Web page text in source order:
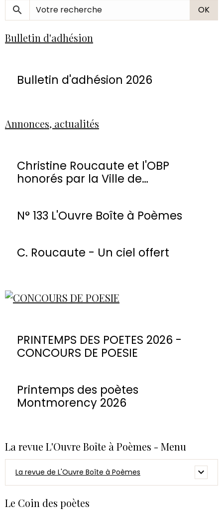
OK
Bulletin d'adhésion
Bulletin d'adhésion 2026
Annonces, actualités
Christine Roucaute et l'OBP
honorés par la Ville de
N° 133 L'Ouvre Boîte à Poèmes
C. Roucaute - Un ciel offert
PRINTEMPS DES POETES 2026 -
CONCOURS DE POESIE
Printemps des poètes
Montmorency 2026
La revue L'Ouvre Boîte à Poèmes - Menu
La revue de L'Ouvre Boîte à Poèmes
Le Coin des poètes